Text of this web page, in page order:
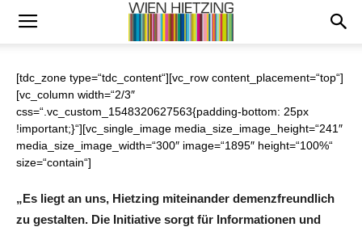
[tdc_zone type=“tdc_content“][vc_row content_placement=“top“]
[vc_column width=“2/3″
css=“.vc_custom_1548320627563{padding-bottom: 25px
!important;}“][vc_single_image media_size_image_height=“241″
media_size_image_width=“300″ image=“1895″ height=“100%“
size=“contain“]
„Es liegt an uns, Hietzing miteinander demenzfreundlich
zu gestalten. Die Initiative sorgt für Informationen und